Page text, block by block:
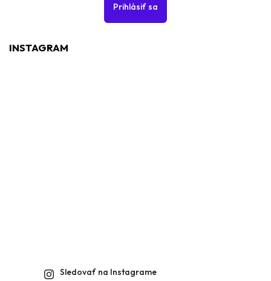
Prihlásiť sa
INSTAGRAM
Sledovať na Instagrame